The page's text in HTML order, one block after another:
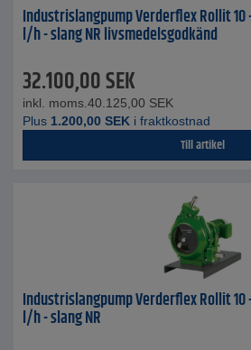
Industrislangpump Verderflex Rollit 10
l/h - slang NR livsmedelsgodkänd
32.100,00SEK
inkl. moms. 40.125,00 SEK
Plus 1.200,00 SEK i fraktkostnad
Till artikel
Industrislangpump Verderflex Rollit 10 -
l/h - slang NR